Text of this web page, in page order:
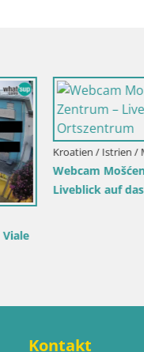
Webcam Karlstadt
Kontakt